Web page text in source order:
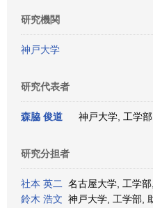
研究機関
神戸大学
研究代表者
森脇 俊道 神戸大学, 工学
研究分担者
社本 英二
名古屋大学, 工学
鈴木 浩文 神戸大学, 工学部,